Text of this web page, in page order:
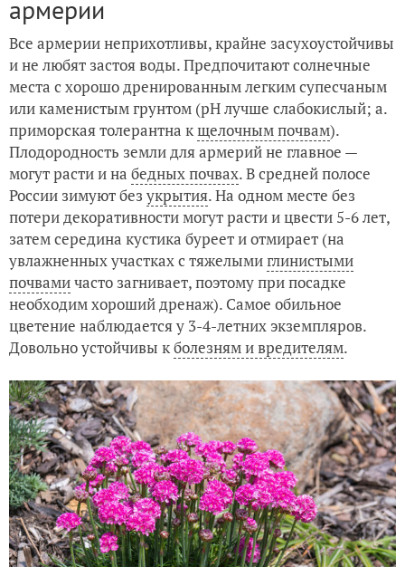
армерии
Все армерии неприхотливы, крайне засухоустойчивы
и не любят застоя воды. Предпочитают солнечные
места с хорошо дренированным легким супесчаным
или каменистым грунтом (рН лучше слабокислый; а.
приморская толерантна кщелочным почвам).
Плодородность земли для армерий не главное —
могут расти и на бедных почвах. В средней полосе
России зимуют без укрытия. На одном месте без
потери декоративности могут расти и цвести 5-6 лет,
затем середина кустика буреет и отмирает (на
увлажненных участках с тяжелымиглинистыми
почвамичасто загнивает, поэтому при посадке
необходим хороший дренаж). Самое обильное
цветение наблюдается у 3-4-летних экземпляров.
Довольно устойчивы кболезням и вредителям.